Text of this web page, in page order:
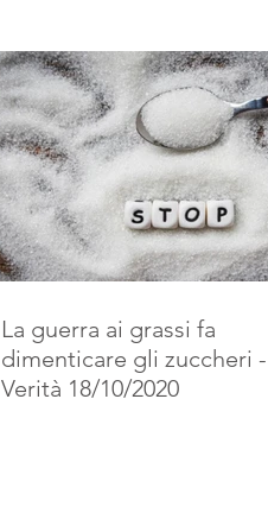
La guerra ai grassi fa
dimenticare gli zuccheri
Verità 18/10/2020